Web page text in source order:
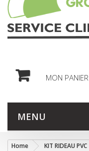
MON PANIER
MENU
Home
KIT RIDEAU PVC